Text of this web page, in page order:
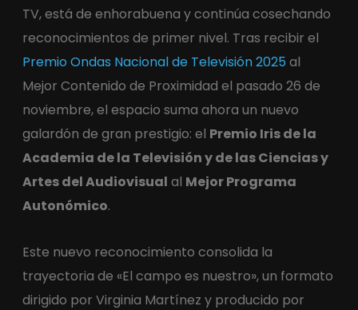
TV, está de enhorabuena y continúa cosechando
reconocimientos de primer nivel. Tras recibir el
Premio Ondas Nacional de Televisión 2025 al
Mejor Contenido de Proximidad el pasado 26 de
noviembre, el espacio suma ahora un nuevo
galardón de gran prestigio: el Premio Iris de la
Academia de la Televisión y de las Ciencias y
Artes del Audiovisual al Mejor Programa
Autonómico.
Este nuevo reconocimiento consolida la
trayectoria de «El campo es nuestro», un formato
dirigido por Virginia Martínez y producido por